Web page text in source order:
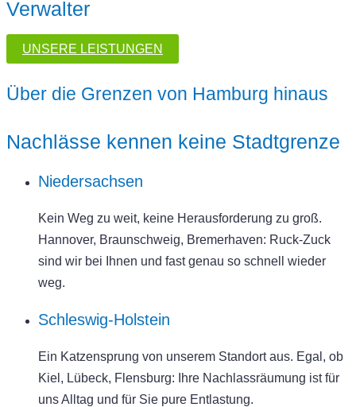
Verwalter
UNSERE LEISTUNGEN
Über die Grenzen von Hamburg hinaus
Nachlässe kennen keine Stadtgrenze
Niedersachsen
Kein Weg zu weit, keine Herausforderung zu groß.
Hannover, Braunschweig, Bremerhaven: Ruck-Zuck
sind wir bei Ihnen und fast genau so schnell wieder
weg.
Schleswig-Holstein
Ein Katzensprung von unserem Standort aus. Egal, ob
Kiel, Lübeck, Flensburg: Ihre Nachlassräumung ist für
uns Alltag und für Sie pure Entlastung.